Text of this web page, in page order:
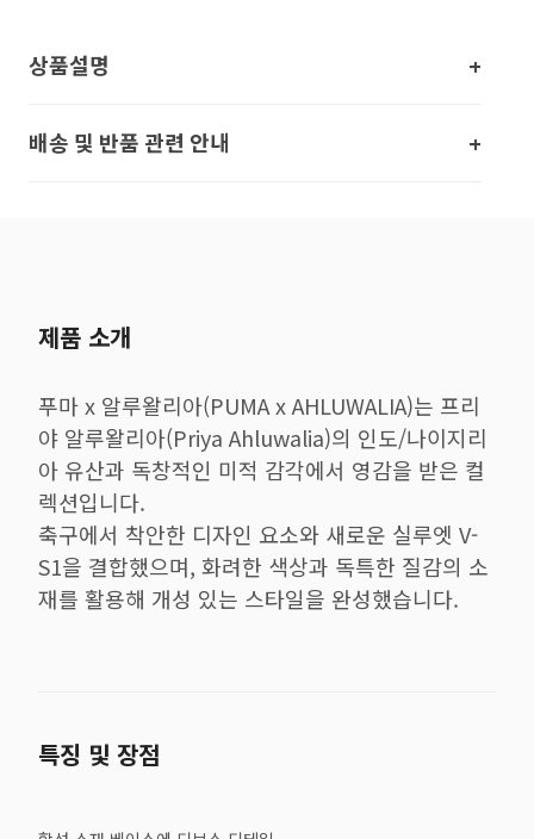
상품설명
배송 및 반품 관련 안내
제품 소개
푸마 x 알루왈리아(PUMA x AHLUWALIA)는 프리
야 알루왈리아(Priya Ahluwalia)의 인도/나이지리
아 유산과 독창적인 미적 감각에서 영감을 받은 컬
렉션입니다.
축구에서 착안한 디자인 요소와 새로운 실루엣 V-
S1을 결합했으며, 화려한 색상과 독특한 질감의 소
재를 활용해 개성 있는 스타일을 완성했습니다.
특징 및 장점